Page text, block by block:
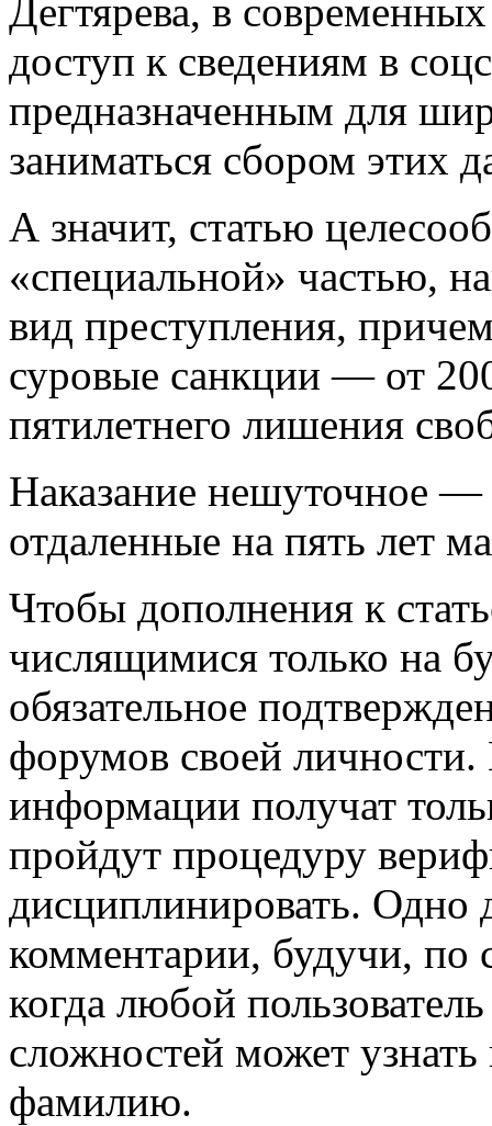
Дегтярева, в
доступ к сведениям в
предназначенным для
заниматься сбором этих
А значит, статью
«специальной» частью,
вид преступления,
суровые санкции — от
пятилетнего лишения
Наказание нешуточное —
отдаленные на пять лет
Чтобы дополнения к
числящимися только на
обязательное
форумов своей
информации получат
пройдут процедуру
дисциплинировать. Одно
комментарии, будучи,
когда любой
сложностей может
фамилию.